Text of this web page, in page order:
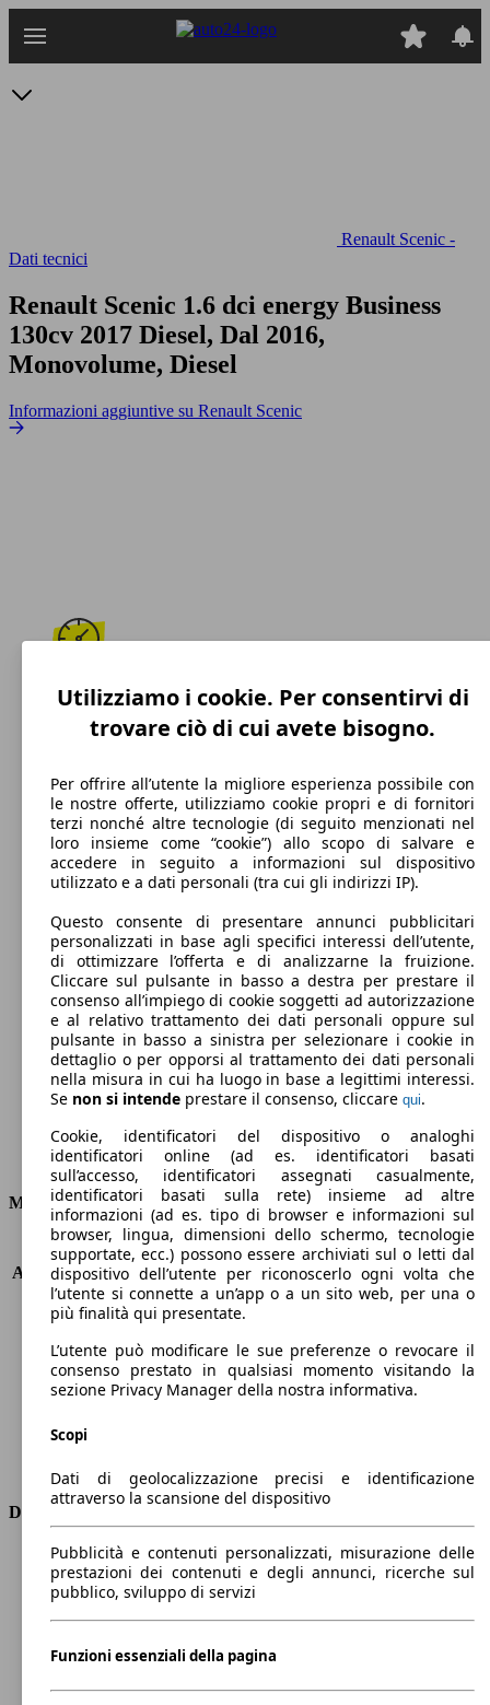
Renault Scenic -
Dati tecnici
Renault Scenic 1.6 dci energy Business
130cv 2017 Diesel, Dal 2016,
Monovolume, Diesel
Informazioni aggiuntive su Renault Scenic
190 km/h
Velocità massima
Diesel
Carburante
116 g/km
Emissioni di CO2 (combinato)*
Consumi
Motore e Prestazioni
KW (PS)
96 kW (130 PS)
Accelerazione (0-100 km/h)
11.4s
Velocità massima (km/h)
190 km/h
Numero di marce
6
Coppia
320 nm
Cilindrata
1598 ccm
Carburante
Diesel
Trasmissione
Dimensioni
Lunghezza
4410 mm
Altezza
1650 mm
Larghezza
Peso massimo
2123 kg
Utilizziamo i cookie. Per consentirvi di
trovare ciò di cui avete bisogno.
Per offrire all’utente la migliore esperienza possibile con
le nostre offerte, utilizziamo cookie propri e di fornitori
terzi nonché altre tecnologie (di seguito menzionati nel
loro insieme come “cookie”) allo scopo di salvare e
accedere in seguito a informazioni sul dispositivo
utilizzato e a dati personali (tra cui gli indirizzi IP).
Questo consente di presentare annunci pubblicitari
personalizzati in base agli specifici interessi dell’utente,
di ottimizzare l’offerta e di analizzarne la fruizione.
Cliccare sul pulsante in basso a destra per prestare il
consenso all’impiego di cookie soggetti ad autorizzazione
e al relativo trattamento dei dati personali oppure sul
pulsante in basso a sinistra per selezionare i cookie in
dettaglio o per opporsi al trattamento dei dati personali
nella misura in cui ha luogo in base a legittimi interessi.
Se non si intende prestare il consenso, cliccare qui.
Cookie, identificatori del dispositivo o analoghi
identificatori online (ad es. identificatori basati
sull’accesso, identificatori assegnati casualmente,
identificatori basati sulla rete) insieme ad altre
informazioni (ad es. tipo di browser e informazioni sul
browser, lingua, dimensioni dello schermo, tecnologie
supportate, ecc.) possono essere archiviati sul o letti dal
dispositivo dell’utente per riconoscerlo ogni volta che
l’utente si connette a un’app o a un sito web, per una o
più finalità qui presentate.
L’utente può modificare le sue preferenze o revocare il
consenso prestato in qualsiasi momento visitando la
sezione Privacy Manager della nostra informativa.
Scopi
Dati di geolocalizzazione precisi e identificazione
attraverso la scansione del dispositivo
Pubblicità e contenuti personalizzati, misurazione delle
prestazioni dei contenuti e degli annunci, ricerche sul
pubblico, sviluppo di servizi
Funzioni essenziali della pagina